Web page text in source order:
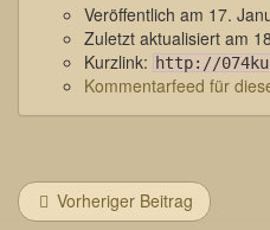
Veröffentlich am 17.
Zuletzt aktualisiert am
Kurzlink: http://
Kommentarfeed für
Vorheriger Beitrag